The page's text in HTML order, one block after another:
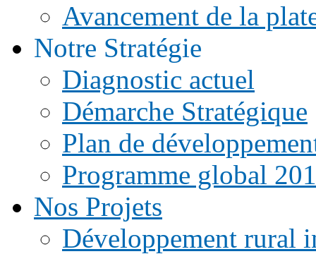
Avancement de la
Notre Stratégie
Diagnostic actuel
Démarche Stratégique
Plan de
Programme global
Nos Projets
Développement rural